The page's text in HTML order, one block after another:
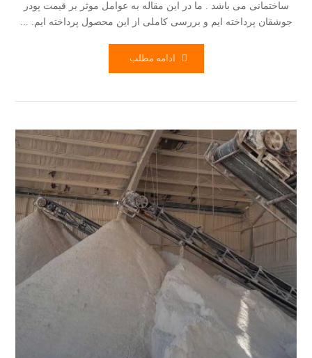
ساختمانی می باشد . ما در این مقاله به عوامل موثر بر قیمت پودر
جوشقان پرداخته ایم و بررسی کاملی از این محصول پرداخته ایم. ...
ادامه مطلب